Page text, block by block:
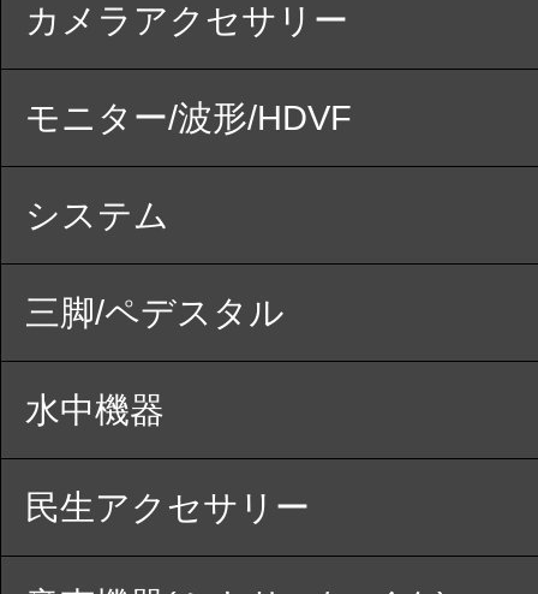
カメラアクセサリー
モニター/波形/HDVF
システム
三脚/ペデスタル
水中機器
民生アクセサリー